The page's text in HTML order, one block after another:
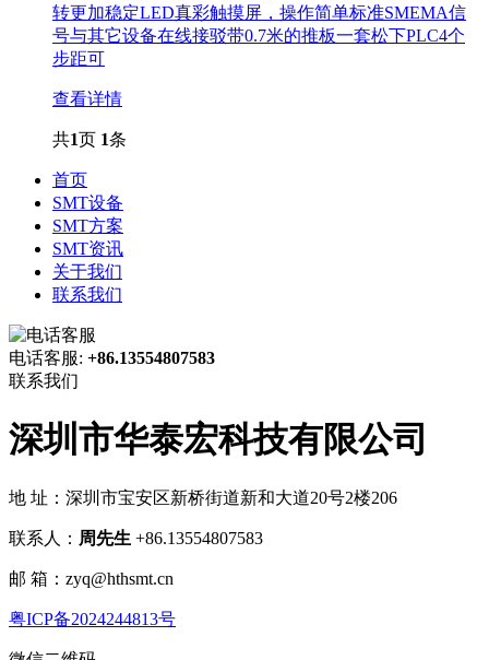
转更加稳定LED真彩触摸屏，操作简单标准SMEMA信
号与其它设备在线接驳带0.7米的推板一套松下PLC4个
步距可
查看详情
共1页 1条
首页
SMT设备
SMT方案
SMT资讯
关于我们
联系我们
电话客服: +86.13554807583
联系我们
深圳市华泰宏科技有限公司
地 址：深圳市宝安区新桥街道新和大道20号2楼206
联系人： 周先生 +86.13554807583
邮 箱：zyq@hthsmt.cn
粤ICP备2024244813号